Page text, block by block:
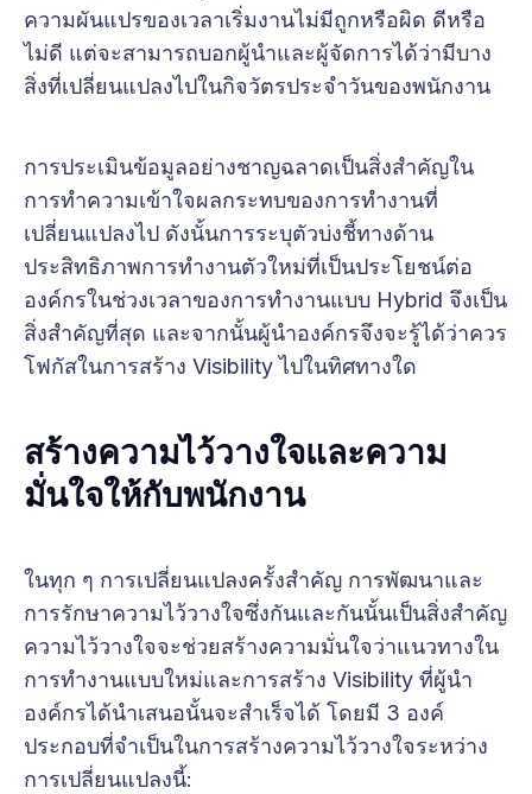
ความผันแปรของเวลาเริ่มงานไม่มีถูกหรือผิด ดีหรือ
ไม่ดี แต่จะสามารถบอกผู้นำและผู้จัดการได้ว่ามีบาง
สิ่งที่เปลี่ยนแปลงไปในกิจวัตรประจำวันของพนักงาน
การประเมินข้อมูลอย่างชาญฉลาดเป็นสิ่งสำคัญใน
การทำความเข้าใจผลกระทบของการทำงานที่
เปลี่ยนแปลงไป ดังนั้นการระบุตัวบ่งชี้ทางด้าน
ประสิทธิภาพการทำงานตัวใหม่ที่เป็นประโยชน์ต่อ
องค์กรในช่วงเวลาของการทำงานแบบ Hybrid จึงเป็น
สิ่งสำคัญที่สุด และจากนั้นผู้นำองค์กรจึงจะรู้ได้ว่าควร
โฟกัสในการสร้าง Visibility ไปในทิศทางใด
สร้างความไว้วางใจและความ
มั่นใจให้กับพนักงาน
ในทุก ๆ การเปลี่ยนแปลงครั้งสำคัญ การพัฒนาและ
การรักษาความไว้วางใจซึ่งกันและกันนั้นเป็นสิ่งสำคัญ
ความไว้วางใจจะช่วยสร้างความมั่นใจว่าแนวทางใน
การทำงานแบบใหม่และการสร้าง Visibility ที่ผู้นำ
องค์กรได้นำเสนอนั้นจะสำเร็จได้ โดยมี 3 องค์
ประกอบที่จำเป็นในการสร้างความไว้วางใจระหว่าง
การเปลี่ยนแปลงนี้: